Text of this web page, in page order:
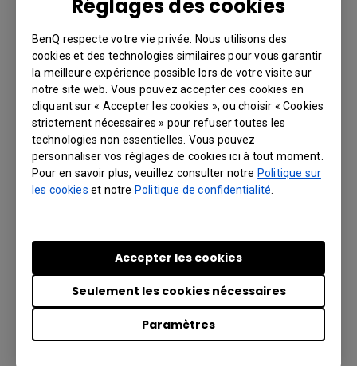
Réglages des cookies
BenQ respecte votre vie privée. Nous utilisons des
cookies et des technologies similaires pour vous garantir
la meilleure expérience possible lors de votre visite sur
notre site web. Vous pouvez accepter ces cookies en
cliquant sur « Accepter les cookies », ou choisir « Cookies
strictement nécessaires » pour refuser toutes les
technologies non essentielles. Vous pouvez
personnaliser vos réglages de cookies ici à tout moment.
Pour en savoir plus, veuillez consulter notrePolitique sur
les cookies et notrePolitique de confidentialité
Paramètres
Seulement les cookies nécessaires
Accepter les cookies
Mode Faible Lumière Bleue
d’exposition quotidienne à la lumière bleue et
limite votre exposition à celle-ci lorsque vous
êtes devant l’écran. Naviguez entre les quatre
modes de réduction de la lumière bleue
préréglés en utilisant les raccourcis du menu